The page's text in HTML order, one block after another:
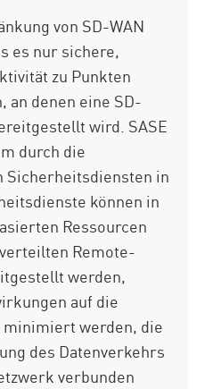
von SD-WAN
es nur sichere,
zu Punkten
an denen eine SD-
wird. SASE
durch die
Sicherheitsdiensten in
können in
Ressourcen
Remote-
werden,
auf die
werden, die
des Datenverkehrs
verbunden